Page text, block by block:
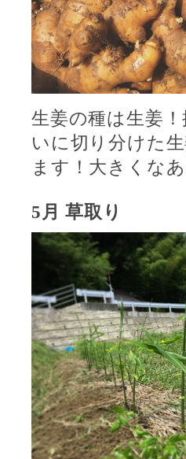
生姜の種は生姜
いに切り分けた
ます！大きくなあ
5 月 草取り